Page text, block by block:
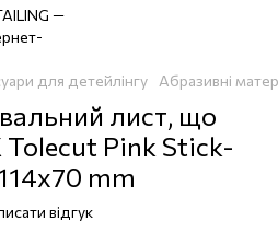
для детейлінгу Абразивні
лист, що
Tolecut Pink Stick-
mm
відгук